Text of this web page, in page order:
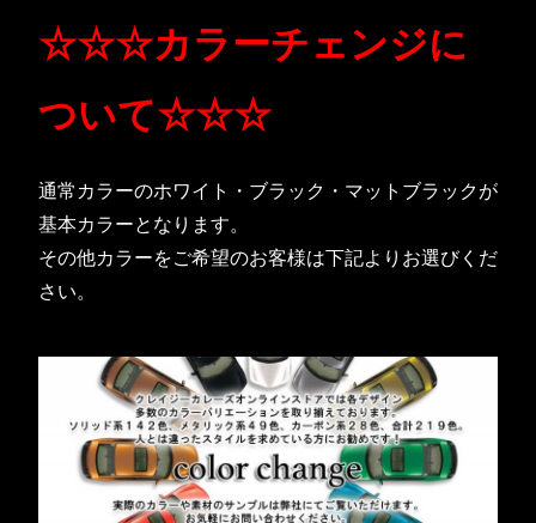
☆☆☆カラーチェンジに
ついて☆☆☆
通常カラーのホワイト・ブラック・マットブラックが
基本カラーとなります。
その他カラーをご希望のお客様は下記よりお選びくだ
さい。